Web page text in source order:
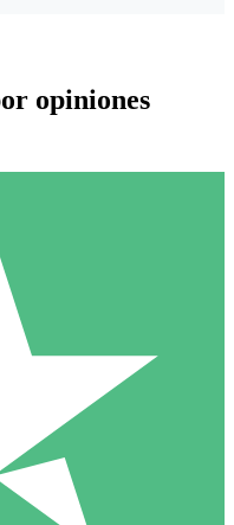
Individuales
Sin compromiso
opiniones